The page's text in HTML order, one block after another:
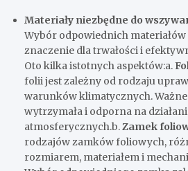
Materiały niezbędne do
Wybór odpowiednich
znaczenie dla trwałości i
Oto kilka istotnych aspektów:a.
folii jest zależny od rodzaju
warunków klimatycznych. Ważne
wytrzymała i odporna na
atmosferycznych.b.Zamek
rodzajów zamków foliowych,
rozmiarem, materiałem i